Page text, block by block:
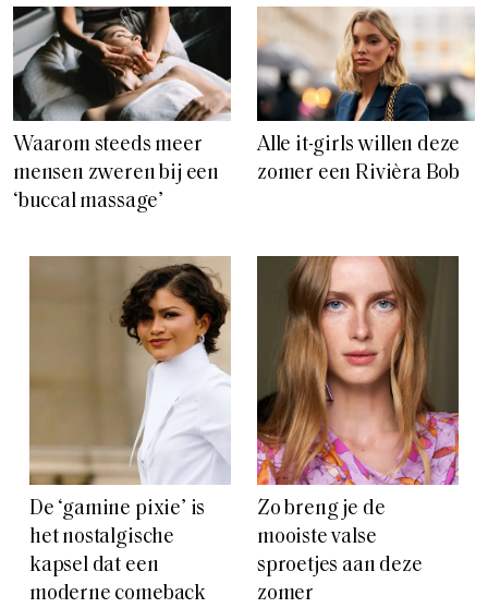
Waarom steeds meer
mensen zweren bij een
‘buccal massage’
Alle it-girls willen deze
zomer een Rivièra Bob
De ‘gamine pixie’ is
het nostalgische
kapsel dat een
moderne comeback
Zo breng je de
mooiste valse
sproetjes aan deze
zomer